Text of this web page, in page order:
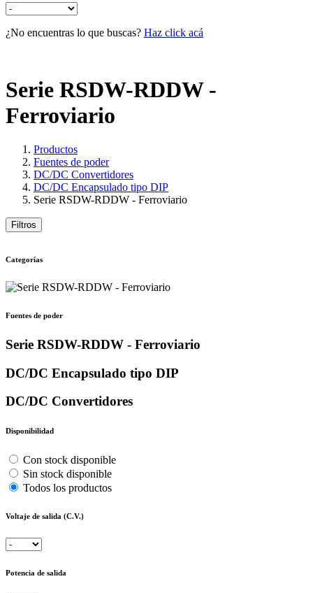
¿No encuentras lo que buscas? Haz click acá
Serie RSDW-RDDW -
Ferroviario
Productos
Fuentes de poder
DC/DC Convertidores
DC/DC Encapsulado tipo DIP
Serie RSDW-RDDW - Ferroviario
Filtros
Categorías
Fuentes de poder
Serie RSDW-RDDW - Ferroviario
DC/DC Encapsulado tipo DIP
DC/DC Convertidores
Disponibilidad
Con stock disponible
Sin stock disponible
Todos los productos
Voltaje de salida (C.V.)
Potencia de salida